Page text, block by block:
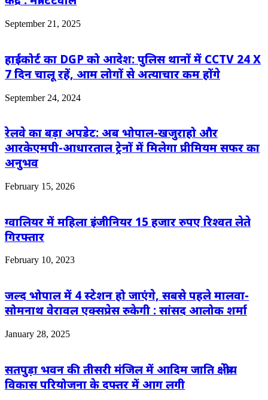
September 21, 2025
हाईकोर्ट का DGP को आदेश: पुलिस थानों में CCTV 24 X
7 दिन चालू रहें, आम लोगों से अत्याचार कम होंगे
September 24, 2024
रेलवे का बड़ा अपडेट: अब भोपाल-खजुराहो और
आरकेएमपी-आधारताल ट्रेनों में मिलेगा प्रीमियम सफर का
अनुभव
February 15, 2026
ग्वालियर में महिला इंजीनियर 15 हजार रुपए रिश्वत लेते
गिरफ्तार
February 10, 2023
जल्द भोपाल में 4 स्टेशन हो जाएंगे, सबसे पहले मालवा-
सोमनाथ वेरावल एक्सप्रेस रुकेगी : सांसद आलोक शर्मा
January 28, 2025
सतपुड़ा भवन की तीसरी मंजिल में आदिम जाति क्षेत्रीय
विकास परियोजना के दफ्तर में आग लगी